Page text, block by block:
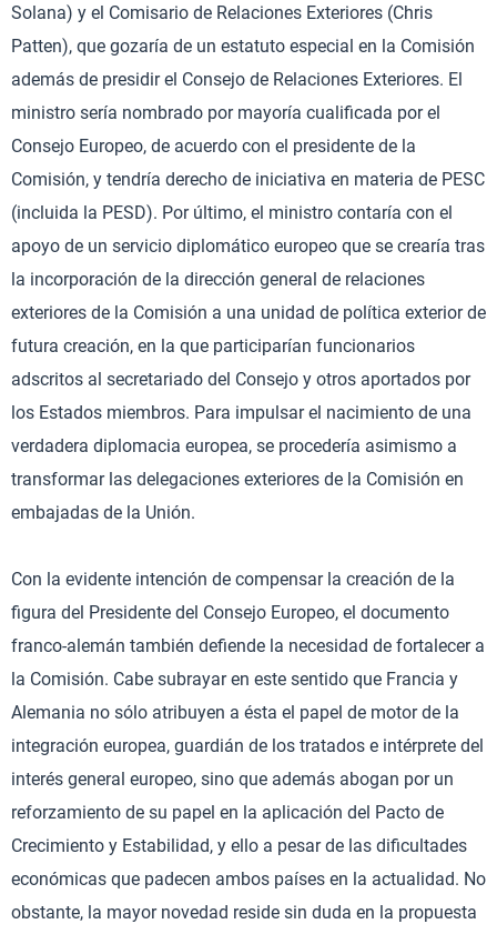
Solana) y el Comisario de Relaciones Exteriores (Chris
Patten), que gozaría de un estatuto especial en la Comisión
además de presidir el Consejo de Relaciones Exteriores. El
ministro sería nombrado por mayoría cualificada por el
Consejo Europeo, de acuerdo con el presidente de la
Comisión, y tendría derecho de iniciativa en materia de PESC
(incluida la PESD). Por último, el ministro contaría con el
apoyo de un servicio diplomático europeo que se crearía tras
la incorporación de la dirección general de relaciones
exteriores de la Comisión a una unidad de política exterior de
futura creación, en la que participarían funcionarios
adscritos al secretariado del Consejo y otros aportados por
los Estados miembros. Para impulsar el nacimiento de una
verdadera diplomacia europea, se procedería asimismo a
transformar las delegaciones exteriores de la Comisión en
embajadas de la Unión.
Con la evidente intención de compensar la creación de la
figura del Presidente del Consejo Europeo, el documento
franco-alemán también defiende la necesidad de fortalecer a
la Comisión. Cabe subrayar en este sentido que Francia y
Alemania no sólo atribuyen a ésta el papel de motor de la
integración europea, guardián de los tratados e intérprete del
interés general europeo, sino que además abogan por un
reforzamiento de su papel en la aplicación del Pacto de
Crecimiento y Estabilidad, y ello a pesar de las dificultades
económicas que padecen ambos países en la actualidad. No
obstante, la mayor novedad reside sin duda en la propuesta